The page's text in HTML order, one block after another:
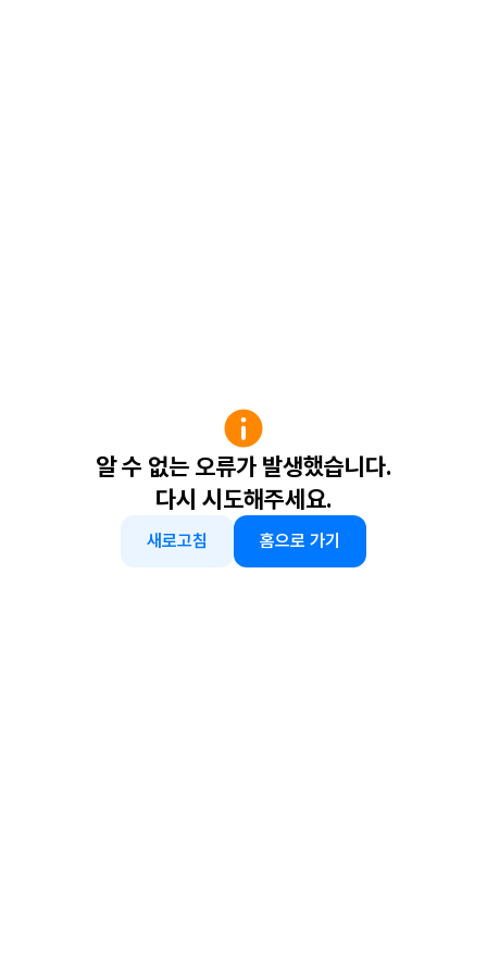
알 수 없는 오류가 발생했습니다.
다시 시도해주세요.
새로고침 홈으로 가기